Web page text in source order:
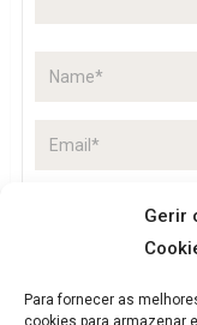
Gerir
Para fornecer as
cookies para armazenar
para a próxima